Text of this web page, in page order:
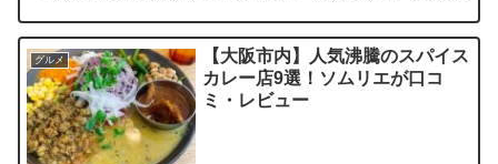
グルメ
【大阪市内】人気沸騰のスパイス
カレー店9選！ソムリエが口コ
ミ・レビュー